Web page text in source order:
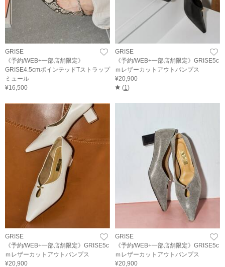
GRISE
《予約/WEB+一部店舗限定》
GRISE4.5cmポインテッドTストラップ
ミュール
¥16,500
GRISE
《予約/WEB+一部店舗限定》GRISE5c
ｍレザーカットアウトパンプス
¥20,900
(1)
GRISE
《予約/WEB+一部店舗限定》GRISE5c
ｍレザーカットアウトパンプス
¥20,900
GRISE
《予約/WEB+一部店舗限定》GRISE5c
ｍレザーカットアウトパンプス
¥20,900